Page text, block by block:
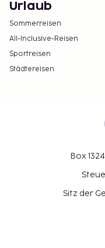
Urlaub
Sommerreisen
All-Inclusive-Reisen
Sportreisen
Städtereisen
Box
Sitz der